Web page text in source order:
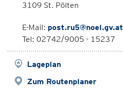
3109 St. Pölten
E-Mail: post.ru5@noel.gv.at
Tel: 02742/9005 - 15237
Lageplan
Zum Routenplaner